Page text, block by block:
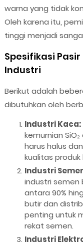
warna yang tidak
Oleh karena itu,
tinggi menjadi
Spesifikasi
Industri
Berikut adalah
dibutuhkan oleh
Industri Kaca:
kemurnian
harus halus
kualitas
Industri
industri semen
antara 90%
butir dan
penting untuk
rekat semen.
Industri